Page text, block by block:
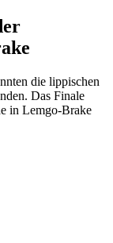
die lippischen
Das Finale
in Lemgo-Brake